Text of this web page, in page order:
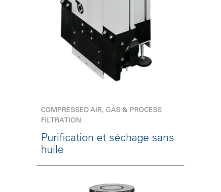
COMPRESSED AIR, GAS & PROCESS
FILTRATION
Purification et séchage sans
huile